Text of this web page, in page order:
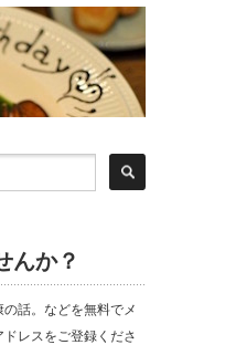
んか？
話。などを無料でメ
レスをご登録くださ